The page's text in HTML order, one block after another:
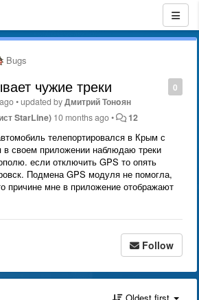
Bugs
0
чужие треки
•updated byДмитрий Тонoян
StarLine) 10 months ago• 12
телепортировался в Крым с
в своем приложении наблюдаю треки
если отключить GPS то опять
Подмена GPS модуля не помогла,
причине мне в приложение отображают
Follow
Oldest first